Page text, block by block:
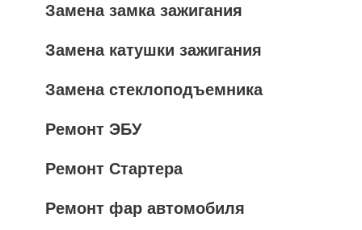
Замена замка зажигания
Замена катушки зажигания
Замена стеклоподъемника
Ремонт ЭБУ
Ремонт Стартера
Ремонт фар автомобиля